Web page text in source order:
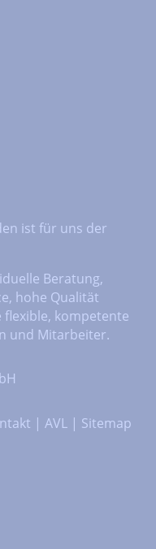
ist für uns der
Beratung,
hohe Qualität
kompetente
und Mitarbeiter.
| AVL | Sitemap